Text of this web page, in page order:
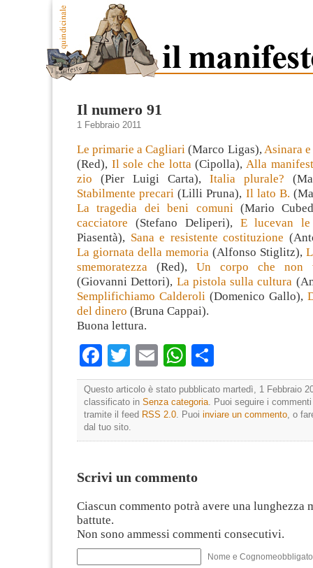
Il numero 91
1 Febbraio 2011
Le primarie a Cagliari(Marco Ligas),Asinara
(Red), Il sole che lotta(Cipolla),Alla
zio (Pier Luigi Carta), Italia plurale?
Stabilmente precari (Lilli Pruna), Il lato B.
La tragedia dei beni comuni (Mario
cacciatore (Stefano Deliperi), E lucevan
Piasentà), Sana e resistente costituzione
La giornata della memoria (Alfonso Stiglitz),
smemoratezza (Red), Un corpo che non
(Giovanni Dettori), La pistola sulla cultura
Semplifichiamo Calderoli (Domenico Gallo),
del dinero (Bruna Cappai).
Buona lettura.
Facebook
TwitterEmailWhatsApp
Questo articolo è stato pubblicato martedì, 1 Febbraio
classificato in Senza categoria. Puoi seguire i
tramite il feed RSS 2.0. Puoi inviare un commento, o
dal tuo sito.
Scrivi un commento
Ciascun commento potrà avere una lunghezza
battute.
Non sono ammessi commenti consecutivi.
Nome e